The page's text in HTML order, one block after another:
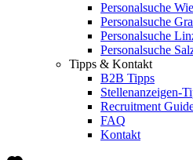
Personalsuche
Personalsuche
Personalsuche
Personalsuche
Tipps & Kontakt
B2B Tipps
Stellenanzeigen-
Recruitment
FAQ
Kontakt